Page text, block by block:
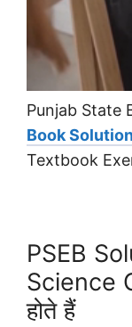
Punjab State
Book
Textbook
PSEB
Science
होते हैं